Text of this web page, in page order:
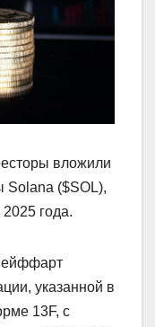
вложили
Solana ($SOL),
года.
указанной в
13F, с